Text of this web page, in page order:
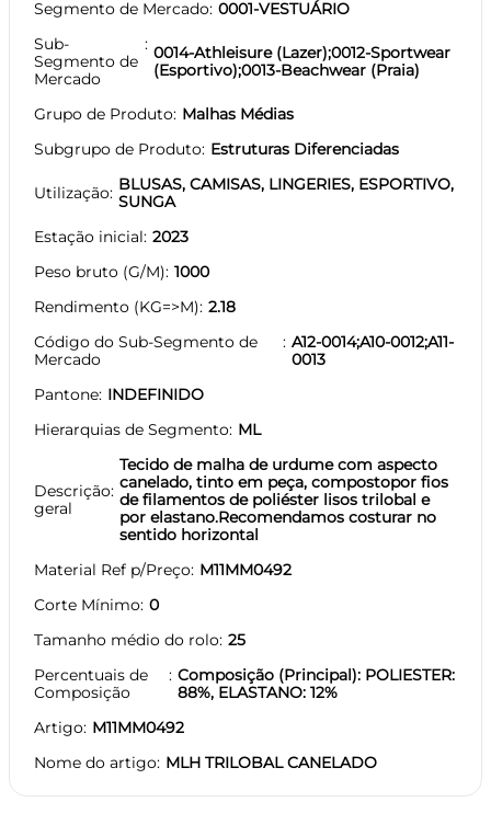
Segmento de Mercado 0001-VESTUÁRIO
Sub-
Segmento de
Mercado
0014-Athleisure (Lazer);0012-Sportwear
(Esportivo);0013-Beachwear (Praia)
Grupo de Produto Malhas Médias
Subgrupo de Produto Estruturas Diferenciadas
Utilização BLUSAS, CAMISAS, LINGERIES, ESPORTIVO,
SUNGA
Estação inicial 2023
Peso bruto (G/M) 1000
Rendimento (KG=>M) 2.18
Código do Sub-Segmento de
Mercado
A12-0014;A10-0012;A11-
0013
Pantone INDEFINIDO
Hierarquias de Segmento ML
Descrição
geral
Tecido de malha de urdume com aspecto
canelado, tinto em peça, compostopor fios
de filamentos de poliéster lisos trilobal e
por elastano.Recomendamos costurar no
sentido horizontal
Material Ref p/Preço M11MM0492
Corte Mínimo 0
Tamanho médio do rolo 25
Percentuais de
Composição
Composição (Principal): POLIESTER:
88%, ELASTANO: 12%
Artigo M11MM0492
Nome do artigo MLH TRILOBAL CANELADO